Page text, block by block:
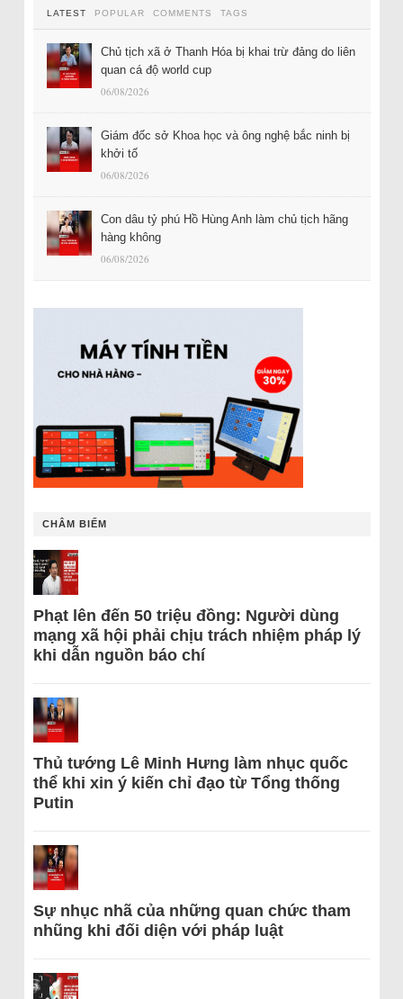
LATEST POPULAR COMMENTS TAGS
Chủ tịch xã ở Thanh Hóa bị khai trừ đảng do liên
quan cá độ world cup
06/08/2026
Giám đốc sở Khoa học và ông nghệ bắc ninh bị
khởi tố
06/08/2026
Con dâu tỷ phú Hồ Hùng Anh làm chủ tịch hãng
hàng không
06/08/2026
CHÂM BIẾM
Phạt lên đến 50 triệu đồng: Người dùng
mạng xã hội phải chịu trách nhiệm pháp lý
khi dẫn nguồn báo chí
Thủ tướng Lê Minh Hưng làm nhục quốc
thể khi xin ý kiến chỉ đạo từ Tổng thống
Putin
Sự nhục nhã của những quan chức tham
nhũng khi đối diện với pháp luật